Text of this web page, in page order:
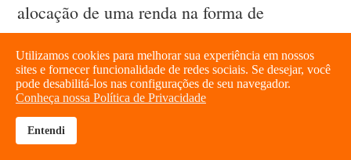
alocação de uma renda na forma de
) como complemento à renda obtida no
mercado de trabalho. Aqui, ela tinha a
função clara de financiar a redução do tempo
brightness_high
Utilizamos cookies para melhorar sua experiência em nossos
sites e fornecer funcionalidade de redes sociais. Se desejar, você
pode desabilitá-los nas configurações de seu navegador.
Conheça nossa Política de Privacidade
Entendi